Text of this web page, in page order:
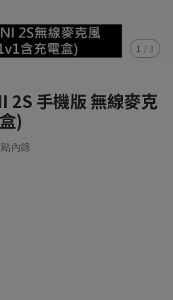
1 / 3
2S 手機版 無線麥克
)
內錄